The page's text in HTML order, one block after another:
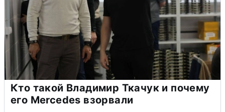
Кто такой Владимир Ткачук и почему
его Mercedes взорвали